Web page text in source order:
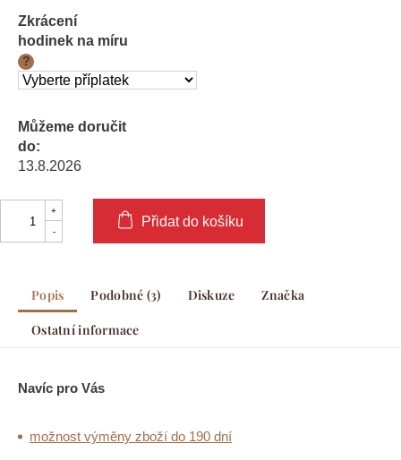
Zkrácení
hodinek na míru
?
Můžeme doručit
do:
13.8.2026
Přidat do košíku
Popis Podobné (3) Diskuze Značka
Ostatní informace
Navíc pro Vás
možnost výměny zboží do 190 dní